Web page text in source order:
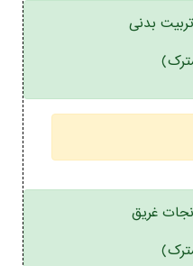
بدنی
غریق